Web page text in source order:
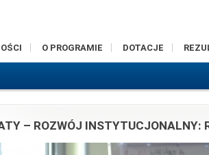
O PROGRAMIE DOTACJE
– ROZWÓJ INSTYTUCJONALNY: